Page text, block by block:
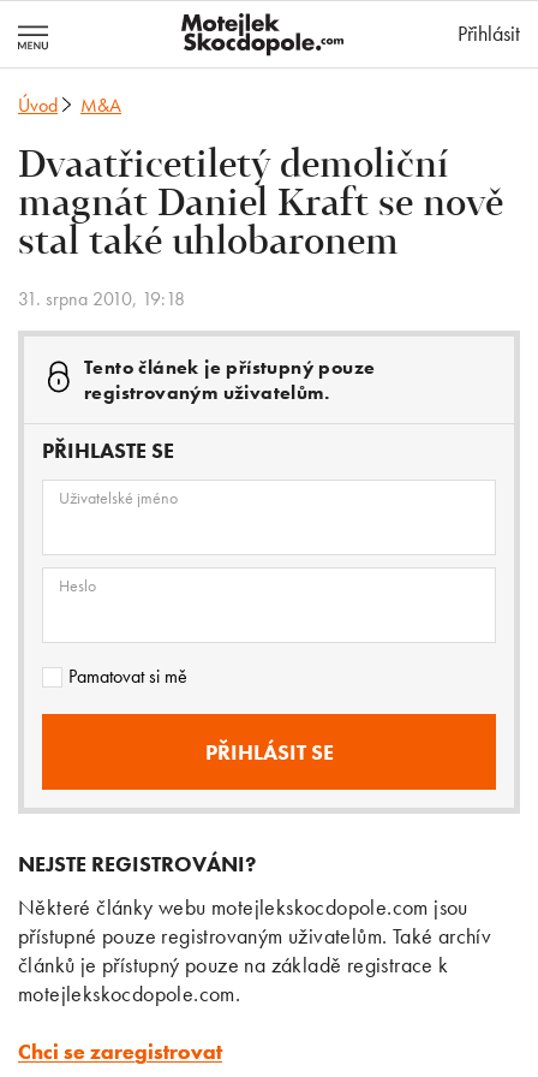
Přihlásit
Úvod M&A
Dvaatřicetiletý demoliční
magnát Daniel Kraft se nově
stal také uhlobaronem
31. srpna 2010, 19:18
Tento článek je přístupný pouze
registrovaným uživatelům.
PŘIHLASTE SE
Uživatelské jméno
Heslo
Pamatovat si mě
NEJSTE REGISTROVÁNI?
Některé články webu motejlekskocdopole.com jsou
přístupné pouze registrovaným uživatelům. Také archív
článků je přístupný pouze na základě registrace k
motejlekskocdopole.com.
Chci se zaregistrovat